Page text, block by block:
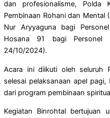
dan profesionalisme, Polda
Pembinaan Rohani dan Mental
Nur Aryyaguna bagi
Hosana 91 bagi Personel
24/10/2024).
Acara ini diikuti oleh seluruh
selesai pelaksanaan apel
dari program pembinaan
Kegiatan Binrohtal bertujuan